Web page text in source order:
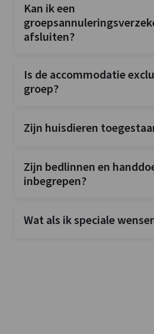
Kan ik een
afsluiten?
Is de accommodatie
groep?
Zijn huisdieren
Zijn bedlinnen en
inbegrepen?
Wat als ik speciale